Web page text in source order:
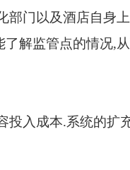
部门以及酒店自身
了解监管点的情况,
投入成本.系统的扩